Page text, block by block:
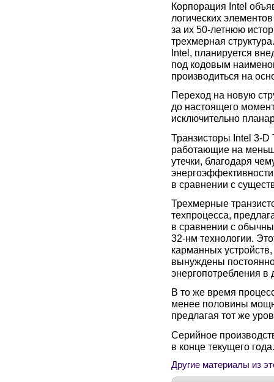
Корпорация Intel
логических
за их 50-летнюю
трехмерная
Intel, планируется
под кодовым
производиться на
Переход на новую
до настоящего
исключительно
Транзисторы Intel 3-D
работающие на
утечки, благодаря
в сравнении с
Трехмерные
техпроцесса,
в сравнении с
32-нм технологии.
карманных
вынуждены
энергопотребления в
В то же время
менее половины
предлагая тот же
Серийное
в конце текущего года.
Другие материалы из